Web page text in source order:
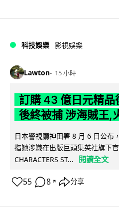
科技娛樂 影視娛樂
Lawton 15 小時
訂購 43 億日元精品
後終被捕 涉海賊王,
日本警視廳神田署 8 月 6 日公布
指她涉嫌在出版巨頭集英社旗下
CHARACTERS ST...
閱讀全文
55 8 ↗ 分享